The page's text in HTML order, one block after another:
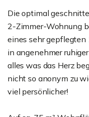
Die optimal
2-Zimmer-Wohnung
eines sehr
in angenehmer
alles was das Herz
nicht so anonym zu
viel persönlicher!